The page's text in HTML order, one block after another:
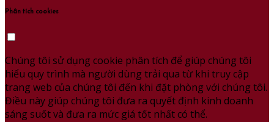
Phân tích cookies
Chúng tôi sử dụng cookie phân tích để giúp chúng tôi
hiểu quy trình mà người dùng trải qua từ khi truy cập
trang web của chúng tôi đến khi đặt phòng với chúng tôi.
Điều này giúp chúng tôi đưa ra quyết định kinh doanh
sáng suốt và đưa ra mức giá tốt nhất có thể.